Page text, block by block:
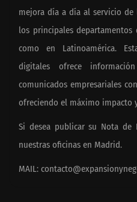
mejora día a día al servicio
los principales
como en Latinoamérica.
digitales ofrece
comunicados empresariales
ofreciendo el máximo impacto
Si desea publicar su Nota de
nuestras oficinas en Madrid.
MAIL: